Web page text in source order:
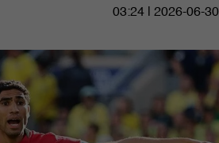
03:24 | 2026-06-30